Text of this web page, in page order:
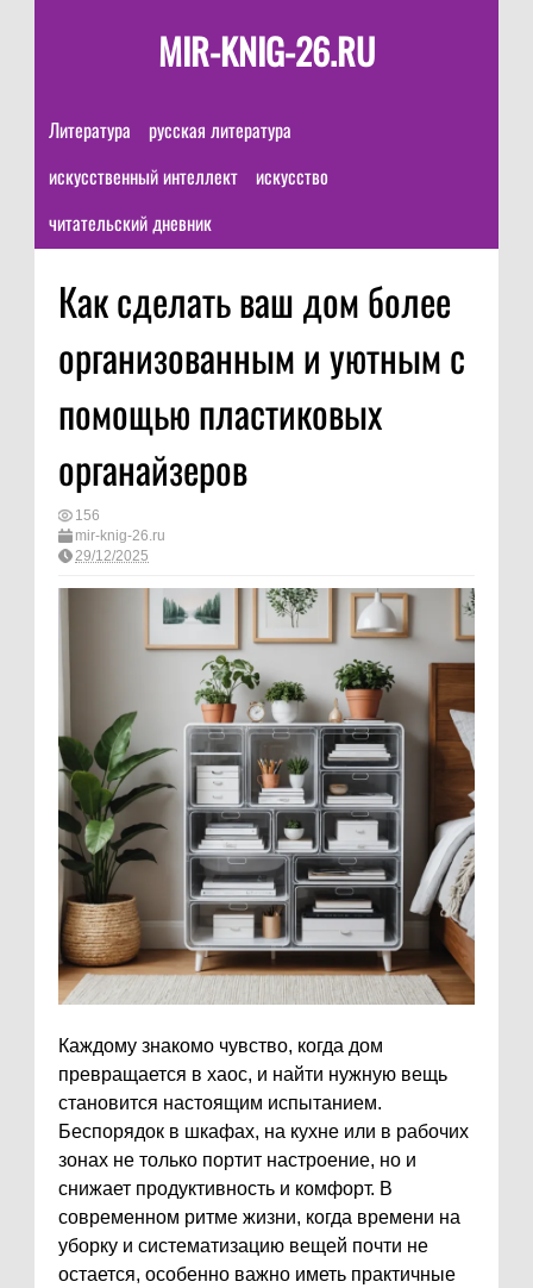
MIR-KNIG-26.RU
Литература
русская литература
искусственный интеллект
искусство
читательский дневник
Как сделать ваш дом более
организованным и уютным с
помощью пластиковых
органайзеров
156
mir-knig-26.ru
29/12/2025
Каждому знакомо чувство, когда дом
превращается в хаос, и найти нужную вещь
становится настоящим испытанием.
Беспорядок в шкафах, на кухне или в рабочих
зонах не только портит настроение, но и
снижает продуктивность и комфорт. В
современном ритме жизни, когда времени на
уборку и систематизацию вещей почти не
остается, особенно важно иметь практичные